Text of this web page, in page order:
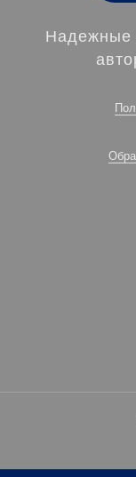
Надежные